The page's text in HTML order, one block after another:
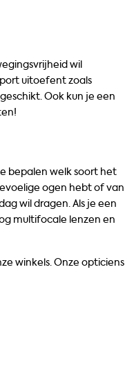
wil
uitoefent zoals
Ook kun je een
bepalen welk soort het
ogen hebt of van
wil dragen. Als je een
multifocale lenzen en
winkels. Onze opticiens